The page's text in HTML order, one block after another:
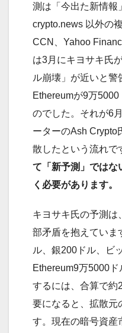
測は「今出た新情報
crypto.news 以外の
CCN、Yahoo
は3月にキヨサキ氏
ル崩壊」が近いと警
Ethereumが9万
のでした。それが6
ーターのAsh Crypto
散したという流れで
て「新予測」ではな
く必要があります。
キヨサキ氏の予測は
部矛盾を抱えていま
ル、銀200ドル、ビ
Ethereum9万5000
するには、合算で約
要になると、拡散元
す。現在の暗号資産